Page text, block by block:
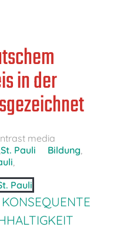
in der
media
,St. Pauli Bildung,
,